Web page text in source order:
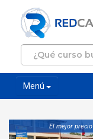
Menú
El mejor precio